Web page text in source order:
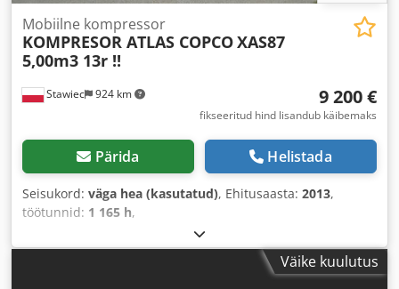
Stawiec 924 km
Mobiilne kompressor
KOMPRESOR ATLAS COPCOXAS87
5,00m3 13r !!
9 200 €
fikseeritud hind lisandub käibemaks
Pärida Helistada
Seisukord: väga hea (kasutatud), Ehitusaasta: 2013,
töötunnid: 1 165 h,
Väike kuulutus